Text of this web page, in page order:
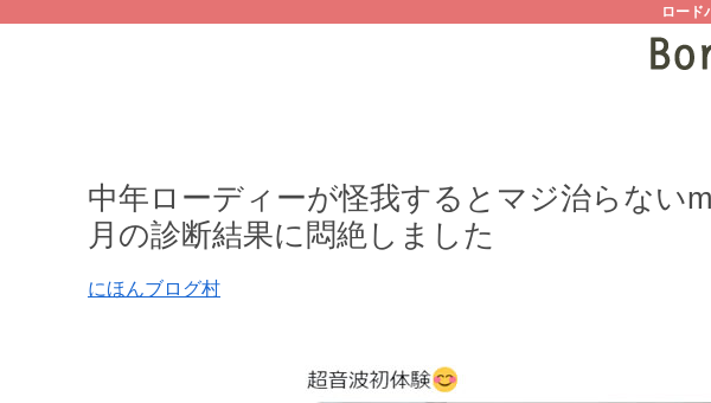
ロード
中年ローディーが怪我するとマジ治らない
月の診断結果に悶絶しました
にほんブログ村